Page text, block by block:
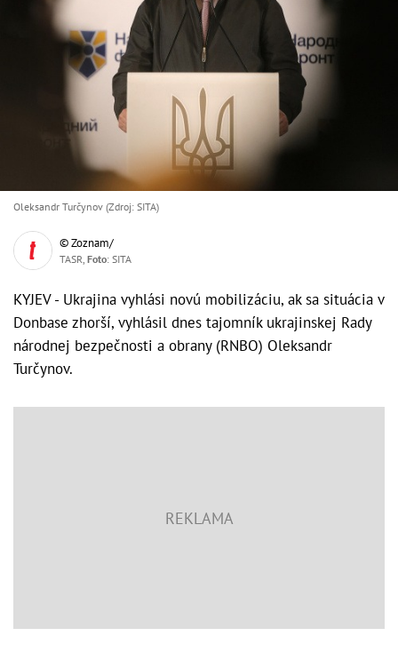
Oleksandr Turčynov (Zdroj: SITA)
© Zoznam/
TASR, Foto: SITA
KYJEV - Ukrajina vyhlási novú mobilizáciu, ak sa situácia v
Donbase zhorší, vyhlásil dnes tajomník ukrajinskej Rady
národnej bezpečnosti a obrany (RNBO) Oleksandr
Turčynov.